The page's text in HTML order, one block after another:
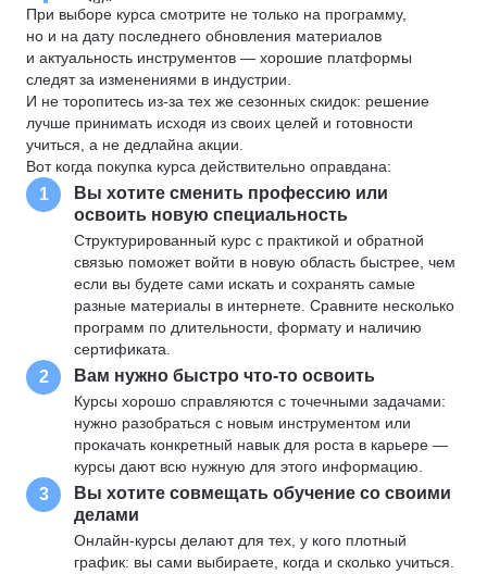
При выборе курса смотрите не только на программу,
но и на дату последнего обновления материалов
и актуальность инструментов — хорошие платформы
следят за изменениями в индустрии.
И не торопитесь из-за тех же сезонных скидок: решение
лучше принимать исходя из своих целей и готовности
учиться, а не дедлайна акции.
Вот когда покупка курса действительно оправдана:
1
Вы хотите сменить профессию или
освоить новую специальность
Структурированный курс с практикой и обратной
связью поможет войти в новую область быстрее, чем
если вы будете сами искать и сохранять самые
разные материалы в интернете. Сравните несколько
программ по длительности, формату и наличию
сертификата.
2 Вам нужно быстро что-то освоить
Курсы хорошо справляются с точечными задачами:
нужно разобраться с новым инструментом или
прокачать конкретный навык для роста в карьере —
курсы дают всю нужную для этого информацию.
3
Вы хотите совмещать обучение со своими
делами
Онлайн-курсы делают для тех, у кого плотный
график: вы сами выбираете, когда и сколько учиться.